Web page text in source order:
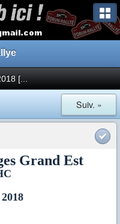
[...
Suiv. »
Grand Est